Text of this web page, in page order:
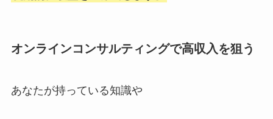
オンラインコンサルティングで高収入を狙う
あなたが持っている知識や